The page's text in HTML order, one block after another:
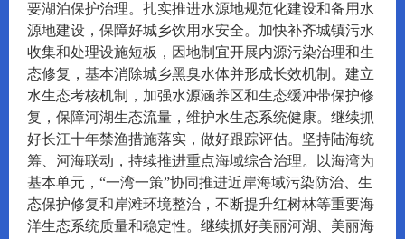
要湖泊保护治理。扎实推进水源地规范化建设和备用水
源地建设，保障好城乡饮用水安全。加快补齐城镇污水
收集和处理设施短板，因地制宜开展内源污染治理和生
态修复，基本消除城乡黑臭水体并形成长效机制。建立
水生态考核机制，加强水源涵养区和生态缓冲带保护修
复，保障河湖生态流量，维护水生态系统健康。继续抓
好长江十年禁渔措施落实，做好跟踪评估。坚持陆海统
筹、河海联动，持续推进重点海域综合治理。以海湾为
基本单元，“一湾一策”协同推进近岸海域污染防治、生
态保护修复和岸滩环境整治，不断提升红树林等重要海
洋生态系统质量和稳定性。继续抓好美丽河湖、美丽海